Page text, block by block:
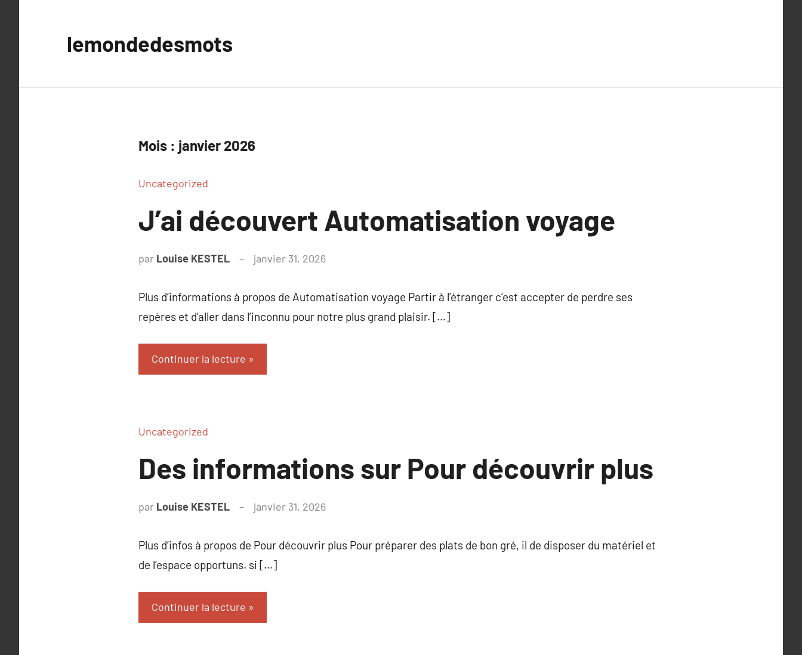
lemondedesmots
Mois : janvier 2026
Uncategorized
J’ai découvert Automatisation voyage
par Louise KESTEL janvier 31, 2026
Plus d’informations à propos de Automatisation voyage Partir à l’étranger c’est accepter de perdre ses
repères et d’aller dans l’inconnu pour notre plus grand plaisir. […]
Continuer la lecture
Uncategorized
Des informations sur Pour découvrir plus
par Louise KESTEL janvier 31, 2026
Plus d’infos à propos de Pour découvrir plus Pour préparer des plats de bon gré, il de disposer du matériel et
de l’espace opportuns. si […]
Continuer la lecture